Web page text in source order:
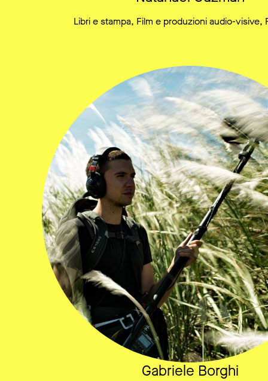
Libri e stampa, Film e produzioni audio-visive,
Gabriele Borghi